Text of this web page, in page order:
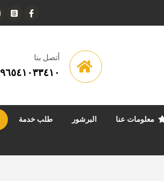
أتصل بنا
٩٦٥٤١٠٣٣٤١٠
معلومات عنا البرشور طلب خدمة